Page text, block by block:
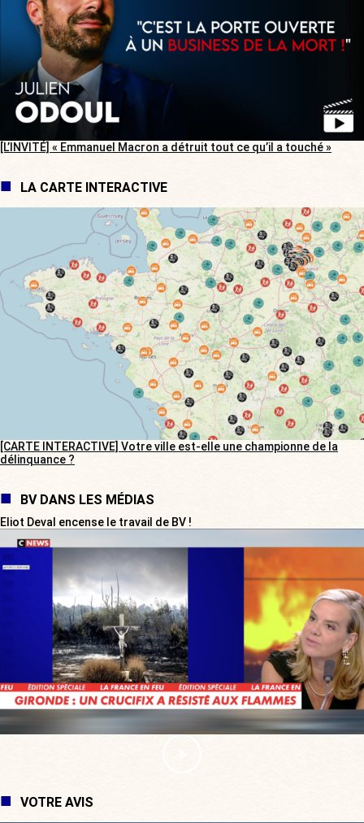
[L’INVITÉ] « Emmanuel Macron a détruit tout ce qu’il a touché »
LA CARTE INTERACTIVE
[CARTE INTERACTIVE] Votre ville est-elle une championne de la
délinquance ?
BV DANS LES MÉDIAS
Eliot Deval encense le travail de BV !
VOTRE AVIS